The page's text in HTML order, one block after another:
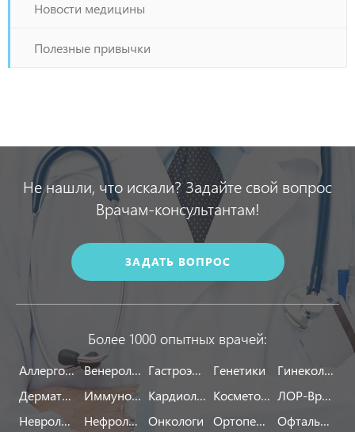
Новости медицины
Полезные привычки
Не нашли, что искали? Задайте свой вопрос
Врачам-консультантам!
ЗАДАТЬ ВОПРОС
Более 1000 опытных врачей:
Аллергологи Венерологи Гастроэнтерологи Генетики
Гинекологи
Дерматологи
Иммунологи Кардиологи Косметологи
ЛОР-Врачи
Неврологи
Нефрологи Онкологи Ортопеды
Офтальмологи